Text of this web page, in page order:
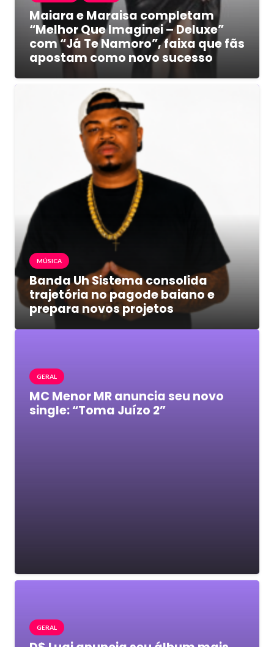
Maiara e Maraisa completam
“Melhor Que Imaginei – Deluxe”
com “Já Te Namoro”, faixa que fãs
apostam como novo sucesso
MÚSICA
Banda Uh Sistema consolida
trajetória no pagode baiano e
prepara novos projetos
GERAL
MC Menor MR anuncia seu novo
single: “Toma Juízo 2”
GERAL